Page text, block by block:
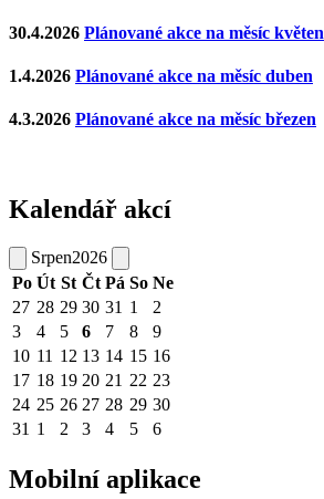
30.4.2026 Plánované akce na měsíc květen
1.4.2026 Plánované akce na měsíc duben
4.3.2026 Plánované akce na měsíc březen
Kalendář akcí
Srpen2026
Po Út St Čt Pá So Ne
27 28 29 30 31 1
2
3
4 5 6 7 8
9
10 11 12 13 14 15 16
17 18 19 20 21 22 23
24 25 26 27 28 29 30
31 1 2 3 4 5 6
Mobilní aplikace